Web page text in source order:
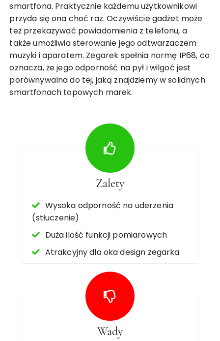
smartfona. Praktycznie każdemu użytkownikowi
przyda się ona choć raz. Oczywiście gadżet może
też przekazywać powiadomienia z telefonu, a
także umożliwia sterowanie jego odtwarzaczem
muzyki i aparatem. Zegarek spełnia normę IP68, co
oznacza, że jego odporność na pył i wilgoć jest
porównywalna do tej, jaką znajdziemy w solidnych
smartfonach topowych marek.
Zalety
Wysoka odporność na uderzenia
(stłuczenie)
Duża ilość funkcji pomiarowych
Atrakcyjny dla oka design zegarka
Wady